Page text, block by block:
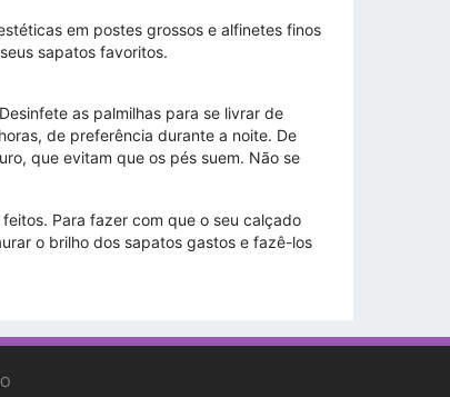
em postes grossos e alfinetes finos
sapatos favoritos.
as palmilhas para se livrar de
de preferência durante a noite. De
que evitam que os pés suem. Não se
Para fazer com que o seu calçado
o brilho dos sapatos gastos e fazê-los